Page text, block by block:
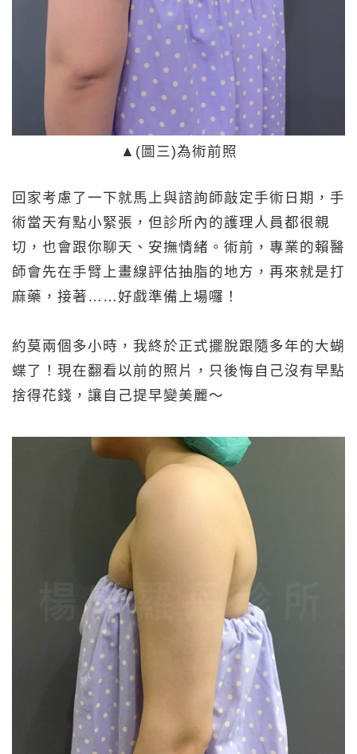
▲(圖三)為術前照
回家考慮了一下就馬上與諮詢師敲定手術日期，手
術當天有點小緊張，但診所內的護理人員都很親
切，也會跟你聊天、安撫情緒。術前，專業的賴醫
師會先在手臂上畫線評估抽脂的地方，再來就是打
麻藥，接著……好戲準備上場囉！
約莫兩個多小時，我終於正式擺脫跟隨多年的大蝴
蝶了！現在翻看以前的照片，只後悔自己沒有早點
捨得花錢，讓自己提早變美麗～